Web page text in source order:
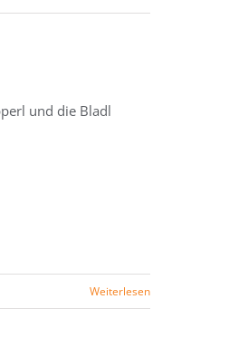
und die Bladl
Weiterlesen